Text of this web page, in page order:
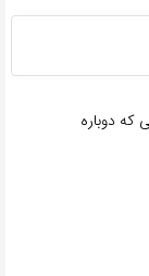
که دوباره